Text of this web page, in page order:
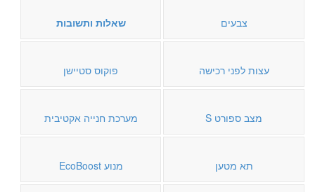
צבעים שאלות ותשובות
עצות לפני רכישה פוקוס סטיישן
מצב ספורט S מערכת חנייה אקטיבית
תא מטען מנוע EcoBoost